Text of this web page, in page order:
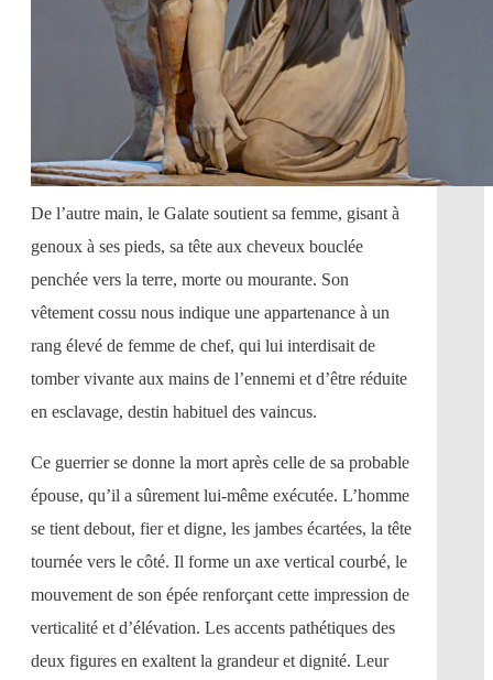
De l’autre main, le Galate soutient sa femme, gisant à
genoux à ses pieds, sa tête aux cheveux bouclée
penchée vers la terre, morte ou mourante. Son
vêtement cossu nous indique une appartenance à un
rang élevé de femme de chef, qui lui interdisait de
tomber vivante aux mains de l’ennemi et d’être réduite
en esclavage, destin habituel des vaincus.
Ce guerrier se donne la mort après celle de sa probable
épouse, qu’il a sûrement lui-même exécutée. L’homme
se tient debout, fier et digne, les jambes écartées, la tête
tournée vers le côté. Il forme un axe vertical courbé, le
mouvement de son épée renforçant cette impression de
verticalité et d’élévation. Les accents pathétiques des
deux figures en exaltent la grandeur et dignité. Leur